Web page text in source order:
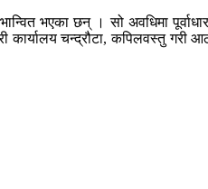
भएका छन् । सो अवधिमा
चन्द्रौटा, कपिलवस्तु गरी